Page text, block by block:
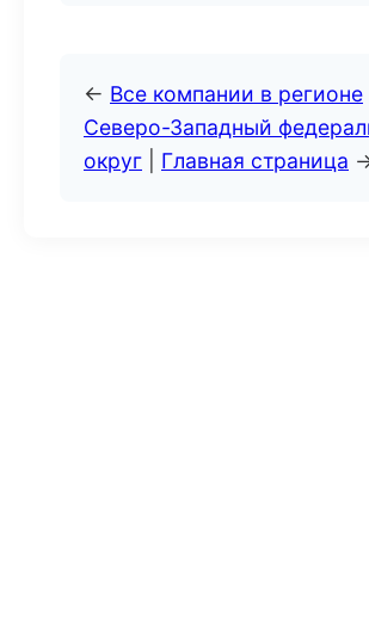
← Все компании в регионе
Северо-Западный
округ
Главная страница